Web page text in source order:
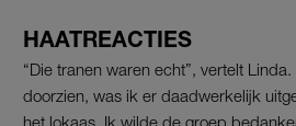
HAATREACTIES
“Die tranen waren echt”, vertelt
doorzien, was ik er daadwerkelijk
het lokaas. Ik wilde de groep